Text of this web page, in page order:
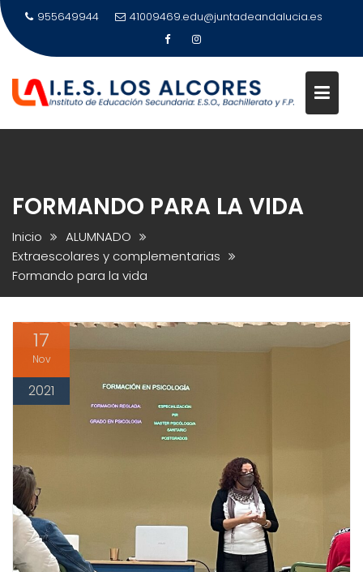
Saltar
al
contenido
955649944 41009469.edu@juntadeandalucia.es
FORMANDO PARA LA VIDA
Inicio
ALUMNADO
Extraescolares y complementarias
Formando para la vida
17
Nov
2021